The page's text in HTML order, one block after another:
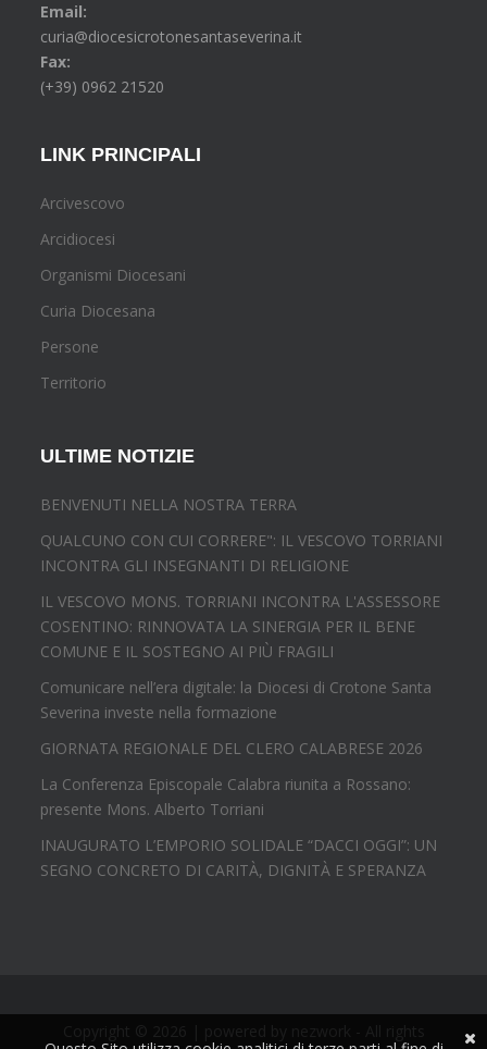
Email:
curia@diocesicrotonesantaseverina.it
Fax:
(+39) 0962 21520
LINK PRINCIPALI
Arcivescovo
Arcidiocesi
Organismi Diocesani
Curia Diocesana
Persone
Territorio
ULTIME NOTIZIE
BENVENUTI NELLA NOSTRA TERRA
QUALCUNO CON CUI CORRERE": IL VESCOVO TORRIANI
INCONTRA GLI INSEGNANTI DI RELIGIONE
IL VESCOVO MONS. TORRIANI INCONTRA L'ASSESSORE
COSENTINO: RINNOVATA LA SINERGIA PER IL BENE
COMUNE E IL SOSTEGNO AI PIÙ FRAGILI
Comunicare nell’era digitale: la Diocesi di Crotone Santa
Severina investe nella formazione
GIORNATA REGIONALE DEL CLERO CALABRESE 2026
La Conferenza Episcopale Calabra riunita a Rossano:
presente Mons. Alberto Torriani
INAUGURATO L’EMPORIO SOLIDALE “DACCI OGGI”: UN
SEGNO CONCRETO DI CARITÀ, DIGNITÀ E SPERANZA